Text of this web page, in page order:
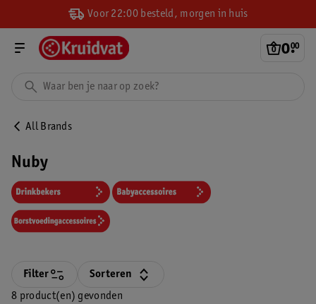
Voor 22:00 besteld, morgen in huis
0.
00
All Brands
Nuby
8 product(en) gevonden
Filter Sorteren